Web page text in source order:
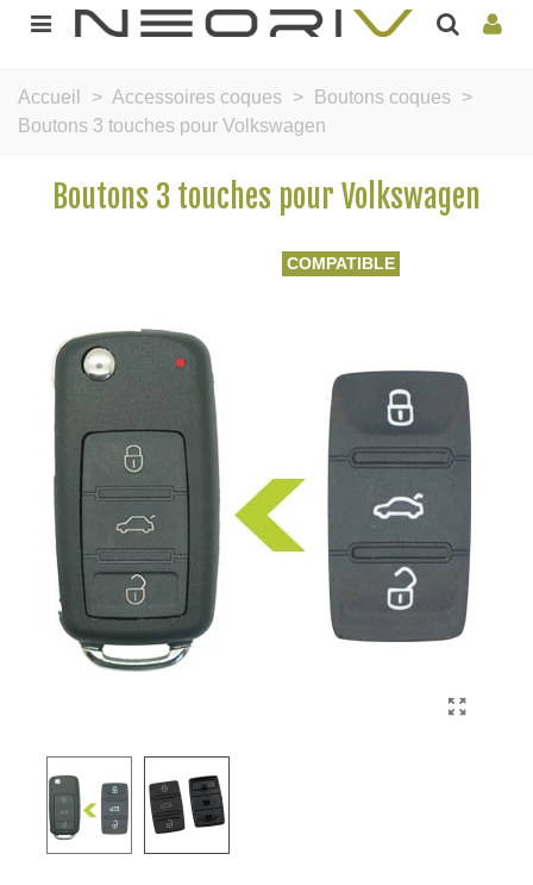
Accueil > Accessoires coques > Boutons coques
>
Boutons 3 touches pour Volkswagen
Boutons 3 touches pour Volkswagen
COMPATIBLE